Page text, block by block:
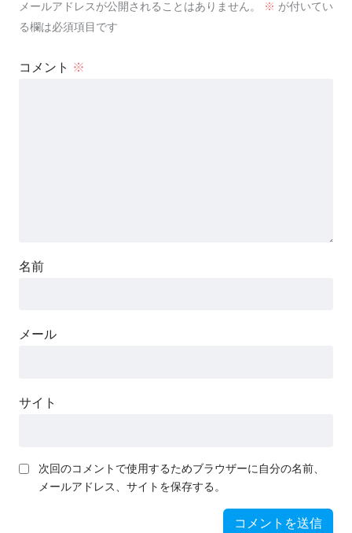
メールアドレスが公開されることはありません。 ※ が付いてい
る欄は必須項目です
コメント ※
名前
メール
サイト
次回のコメントで使用するためブラウザーに自分の名前、
メールアドレス、サイトを保存する。